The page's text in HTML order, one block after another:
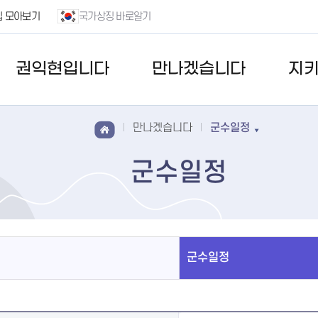
모아보기 국가상징 바로알기
권익현입니다 만나겠습니다 지
만나겠습니다 군수일정
군수일정
군수일정